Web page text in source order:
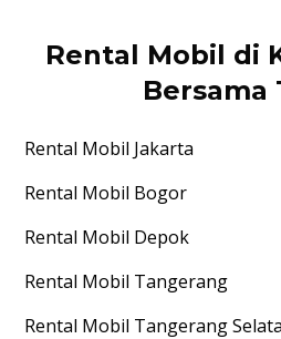
Rental Mobil di
Bersama
Rental Mobil Jakarta
Rental Mobil Bogor
Rental Mobil Depok
Rental Mobil Tangerang
Rental Mobil Tangerang